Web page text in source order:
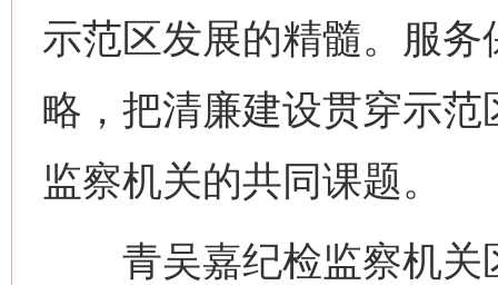
示范区发展的精髓。服
略，把清廉建设贯穿示
监察机关的共同课题。
青吴嘉纪检监察机关